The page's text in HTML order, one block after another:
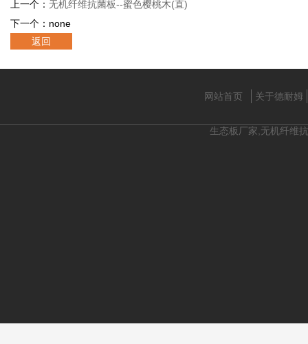
上一个： 无机纤维抗菌板--蜜色樱桃木(直)
下一个：none
返回
网站首页 关于德耐姆
生态板厂家,无机纤维